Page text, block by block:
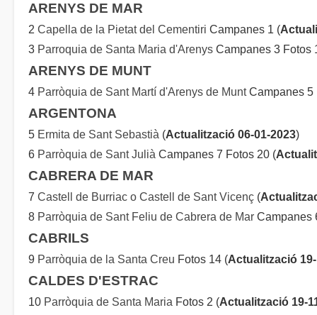
ARENYS DE MAR
2 Capella de la Pietat del Cementiri Campanes 1 (
3 Parroquia de Santa Maria d'Arenys Campanes 3 Fotos
ARENYS DE MUNT
4 Parròquia de Sant Martí d'Arenys de MuntCampanes 5
ARGENTONA
5 Ermita de Sant Sebastià (Actualització 06-01-2023)
6 Parròquia de Sant Julià Campanes 7 Fotos 20 (
CABRERA DE MAR
7 Castell de Burriac o Castell de Sant Vicenç (
8 Parròquia de Sant Feliu de Cabrera de Mar Campanes
CABRILS
9 Parròquia de la Santa Creu Fotos 14 (Actualització
CALDES D'ESTRAC
10 Parròquia de Santa Maria Fotos 2 (Actualització 19-